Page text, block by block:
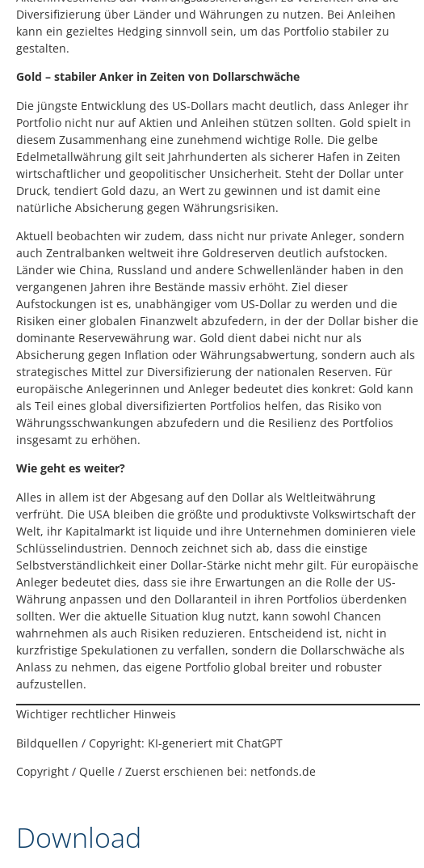
Diversifizierung über Länder und Währungen zu nutzen. Bei Anleihen
kann ein gezieltes Hedging sinnvoll sein, um das Portfolio stabiler zu
gestalten.
Gold – stabiler Anker in Zeiten von Dollarschwäche
Die jüngste Entwicklung des US-Dollars macht deutlich, dass Anleger ihr
Portfolio nicht nur auf Aktien und Anleihen stützen sollten. Gold spielt in
diesem Zusammenhang eine zunehmend wichtige Rolle. Die gelbe
Edelmetallwährung gilt seit Jahrhunderten als sicherer Hafen in Zeiten
wirtschaftlicher und geopolitischer Unsicherheit. Steht der Dollar unter
Druck, tendiert Gold dazu, an Wert zu gewinnen und ist damit eine
natürliche Absicherung gegen Währungsrisiken.
Aktuell beobachten wir zudem, dass nicht nur private Anleger, sondern
auch Zentralbanken weltweit ihre Goldreserven deutlich aufstocken.
Länder wie China, Russland und andere Schwellenländer haben in den
vergangenen Jahren ihre Bestände massiv erhöht. Ziel dieser
Aufstockungen ist es, unabhängiger vom US-Dollar zu werden und die
Risiken einer globalen Finanzwelt abzufedern, in der der Dollar bisher die
dominante Reservewährung war. Gold dient dabei nicht nur als
Absicherung gegen Inflation oder Währungsabwertung, sondern auch als
strategisches Mittel zur Diversifizierung der nationalen Reserven. Für
europäische Anlegerinnen und Anleger bedeutet dies konkret: Gold kann
als Teil eines global diversifizierten Portfolios helfen, das Risiko von
Währungsschwankungen abzufedern und die Resilienz des Portfolios
insgesamt zu erhöhen.
Wie geht es weiter?
Alles in allem ist der Abgesang auf den Dollar als Weltleitwährung
verfrüht. Die USA bleiben die größte und produktivste Volkswirtschaft der
Welt, ihr Kapitalmarkt ist liquide und ihre Unternehmen dominieren viele
Schlüsselindustrien. Dennoch zeichnet sich ab, dass die einstige
Selbstverständlichkeit einer Dollar-Stärke nicht mehr gilt. Für europäische
Anleger bedeutet dies, dass sie ihre Erwartungen an die Rolle der US-
Währung anpassen und den Dollaranteil in ihren Portfolios überdenken
sollten. Wer die aktuelle Situation klug nutzt, kann sowohl Chancen
wahrnehmen als auch Risiken reduzieren. Entscheidend ist, nicht in
kurzfristige Spekulationen zu verfallen, sondern die Dollarschwäche als
Anlass zu nehmen, das eigene Portfolio global breiter und robuster
aufzustellen.
Wichtiger rechtlicher Hinweis
Bildquellen / Copyright: KI-generiert mit ChatGPT
Copyright / Quelle / Zuerst erschienen bei: netfonds.de
Download